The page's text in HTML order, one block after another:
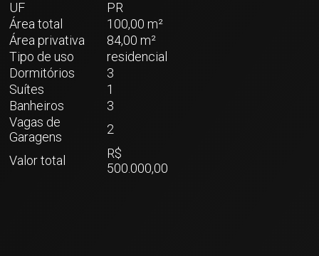
UF
PR
Área total
100,00 m²
Área privativa
84,00 m²
Tipo de uso
residencial
Dormitórios
3
Suítes
1
Banheiros
3
Vagas de
Garagens
2
Valor total
R$
500.000,00